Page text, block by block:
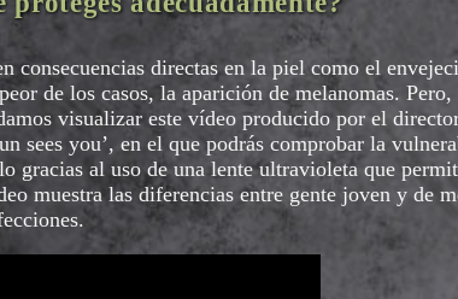
consecuencias directas en la piel como el
de los casos, la aparición de melanomas.
visualizar este vídeo producido por el
sees you’, en el que podrás comprobar la
gracias al uso de una lente ultravioleta que
muestra las diferencias entre gente joven y de